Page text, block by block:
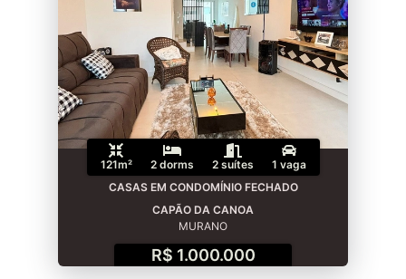
121m² 2 dorms 2 suítes
1 vaga
CASAS EM CONDOMÍNIO FECHADO
CAPÃO DA CANOA
MURANO
R$ 1.000.000